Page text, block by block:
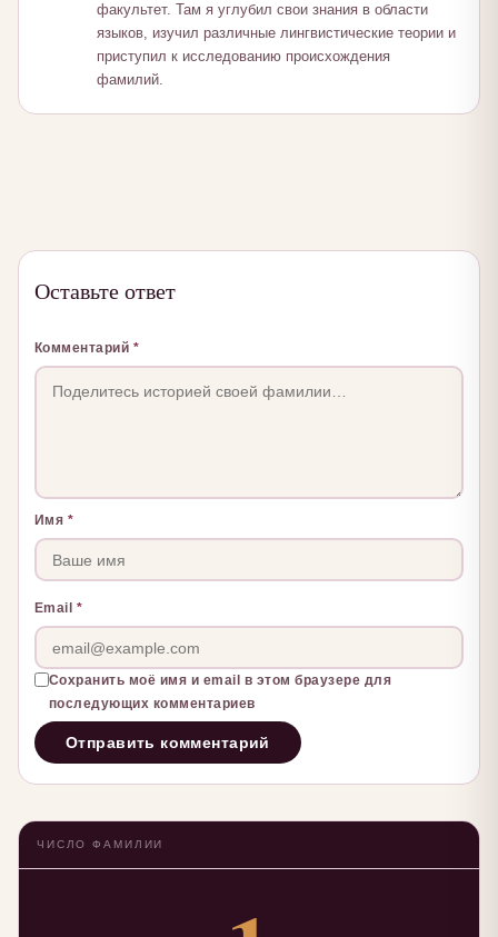
факультет. Там я углубил свои знания в области
языков, изучил различные лингвистические теории и
приступил к исследованию происхождения
фамилий.
Оставьте ответ
Комментарий *
Имя *
Email *
Сохранить моё имя и email в этом браузере для
последующих комментариев
ЧИСЛО ФАМИЛИИ